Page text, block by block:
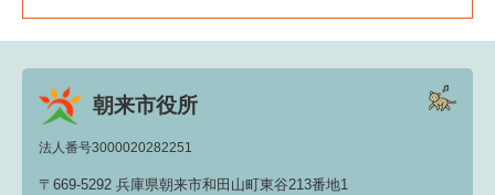
朝来市役所
法人番号3000020282251
〒669-5292 兵庫県朝来市和田山町東谷213番地1